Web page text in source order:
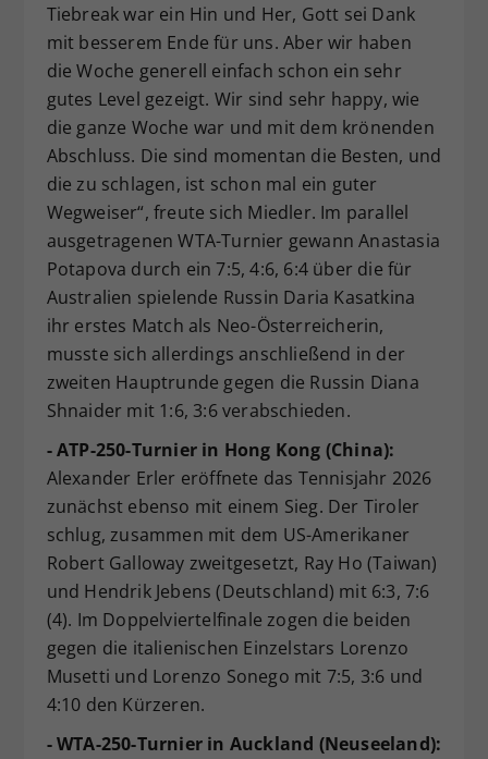
Tiebreak war ein Hin und Her, Gott sei Dank
mit besserem Ende für uns. Aber wir haben
die Woche generell einfach schon ein sehr
gutes Level gezeigt. Wir sind sehr happy, wie
die ganze Woche war und mit dem krönenden
Abschluss. Die sind momentan die Besten, und
die zu schlagen, ist schon mal ein guter
Wegweiser“, freute sich Miedler. Im parallel
ausgetragenen WTA-Turnier gewann Anastasia
Potapova durch ein 7:5, 4:6, 6:4 über die für
Australien spielende Russin Daria Kasatkina
ihr erstes Match als Neo-Österreicherin,
musste sich allerdings anschließend in der
zweiten Hauptrunde gegen die Russin Diana
Shnaider mit 1:6, 3:6 verabschieden.
- ATP-250-Turnier in Hong Kong (China):
Alexander Erler eröffnete das Tennisjahr 2026
zunächst ebenso mit einem Sieg. Der Tiroler
schlug, zusammen mit dem US-Amerikaner
Robert Galloway zweitgesetzt, Ray Ho (Taiwan)
und Hendrik Jebens (Deutschland) mit 6:3, 7:6
(4). Im Doppelviertelfinale zogen die beiden
gegen die italienischen Einzelstars Lorenzo
Musetti und Lorenzo Sonego mit 7:5, 3:6 und
4:10 den Kürzeren.
- WTA-250-Turnier in Auckland (Neuseeland):